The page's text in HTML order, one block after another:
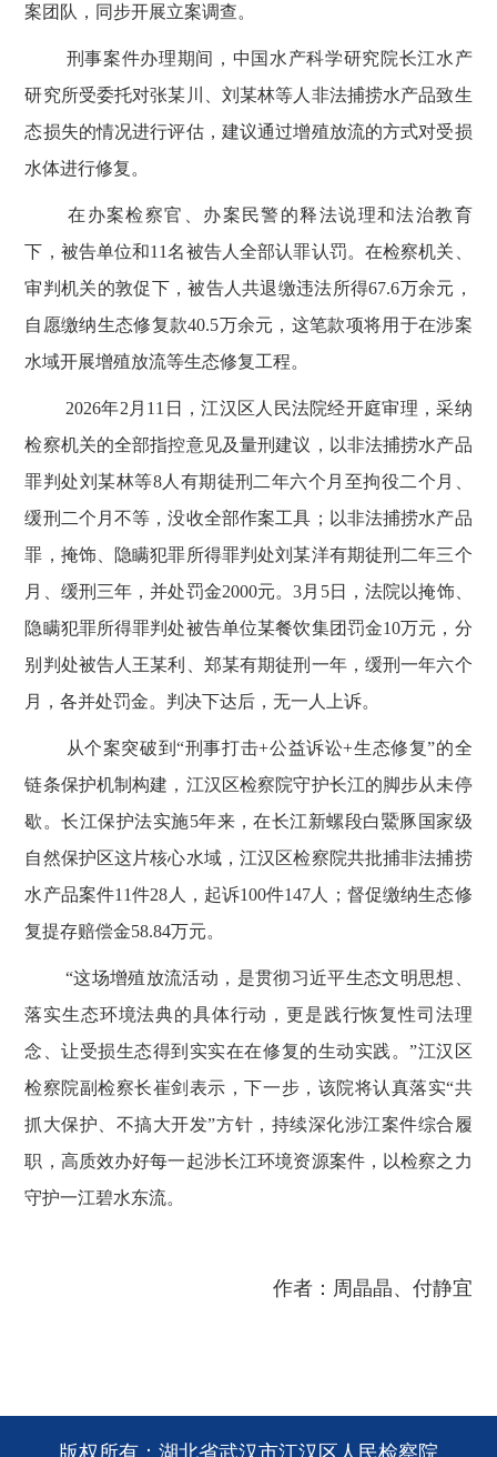
案团队，同步开展立案调查。
刑事案件办理期间，中国水产科学研究院长江水产
研究所受委托对张某川、刘某林等人非法捕捞水产品致生
态损失的情况进行评估，建议通过增殖放流的方式对受损
水体进行修复。
在办案检察官、办案民警的释法说理和法治教育
下，被告单位和11名被告人全部认罪认罚。在检察机关、
审判机关的敦促下，被告人共退缴违法所得67.6万余元，
自愿缴纳生态修复款40.5万余元，这笔款项将用于在涉案
水域开展增殖放流等生态修复工程。
2026年2 月 11 日，江汉区人民法院经开庭审理，采纳
检察机关的全部指控意见及量刑建议，以非法捕捞水产品
罪判处刘某林等8人有期徒刑二年六个月至拘役二个月、
缓刑二个月不等，没收全部作案工具；以非法捕捞水产品
罪，掩饰、隐瞒犯罪所得罪判处刘某洋有期徒刑二年三个
月、缓刑三年，并处罚金2000元。3月 5日，法院以掩饰、
隐瞒犯罪所得罪判处被告单位某餐饮集团罚金10万元，分
别判处被告人王某利、郑某有期徒刑一年，缓刑一年六个
月，各并处罚金。判决下达后，无一人上诉。
从个案突破到“刑事打击+公益诉讼+生态修复”的全
链条保护机制构建，江汉区检察院守护长江的脚步从未停
歇。长江保护法实施5年来，在长江新螺段白鱀豚国家级
自然保护区这片核心水域，江汉区检察院共批捕非法捕捞
水产品案件11件28 人，起诉100件147 人；督促缴纳生态修
复提存赔偿金58.84万元。
“这场增殖放流活动，是贯彻习近平生态文明思想、
落实生态环境法典的具体行动，更是践行恢复性司法理
念、让受损生态得到实实在在修复的生动实践。”江汉区
检察院副检察长崔剑表示，下一步，该院将认真落实“共
抓大保护、不搞大开发”方针，持续深化涉江案件综合履
职，高质效办好每一起涉长江环境资源案件，以检察之力
守护一江碧水东流。
作者：周晶晶、付静宜
版权所有：湖北省武汉市江汉区人民检察院